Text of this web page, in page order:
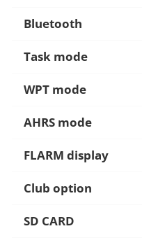
Bluetooth
Task mode
WPT mode
AHRS mode
FLARM display
Club option
SD CARD